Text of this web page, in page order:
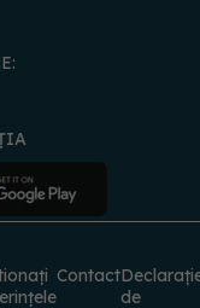
Contact
de